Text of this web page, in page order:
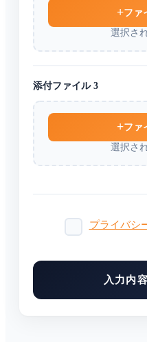
ファ
選択さ
添付ファイル 3
ファ
選択さ
プライバシ
入力内